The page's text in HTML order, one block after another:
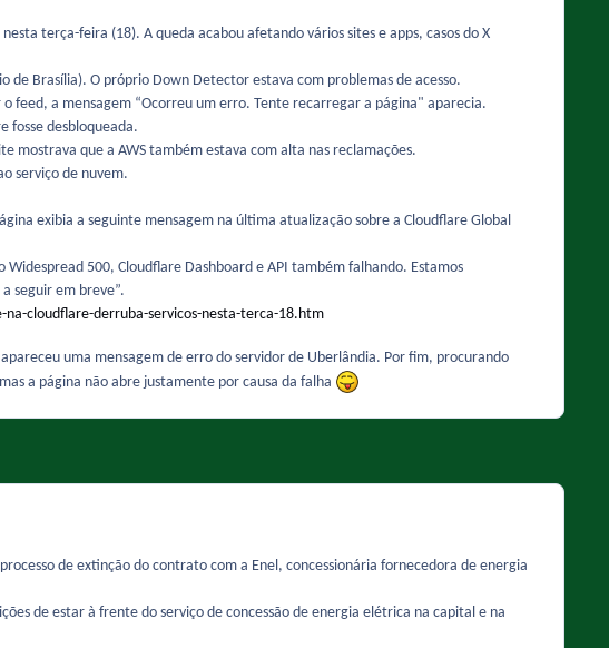
terça-feira (18). A queda acabou afetando vários sites e apps, casos do X
Brasília). O próprio Down Detector estava com problemas de acesso.
a mensagem “Ocorreu um erro. Tente recarregar a página" aparecia.
fosse desbloqueada.
mostrava que a AWS também estava com alta nas reclamações.
serviço de nuvem.
exibia a seguinte mensagem na última atualização sobre a Cloudflare Global
500, Cloudflare Dashboard e API também falhando. Estamos
seguir em breve”.
cloudflare-derruba-servicos-nesta-terca-18.htm
uma mensagem de erro do servidor de Uberlândia. Por fim, procurando
a página não abre justamente por causa da falha
de extinção do contrato com a Enel, concessionária fornecedora de energia
de estar à frente do serviço de concessão de energia elétrica na capital e na